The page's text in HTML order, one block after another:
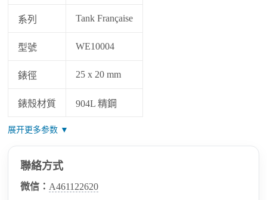
系列 Tank Française
型號 WE10004
錶徑 25 x 20 mm
錶殼材質 904L 精鋼
展开更多参数 ▼
聯絡方式
微信： A461122620